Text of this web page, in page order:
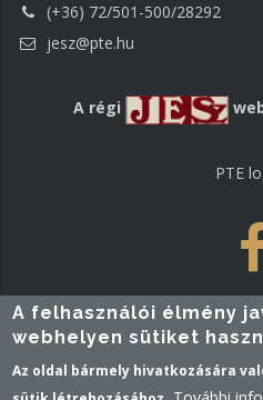
(+36) 72/501-500/28292
jesz@pte.hu
A régi
PTE
A felhasználói élmény
webhelyen sütiket
Az oldal bármely hivatkozására